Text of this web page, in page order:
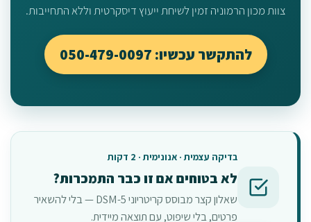
צוות מכון הרמוניה זמין לשיחת ייעוץ דיסקרטית וללא התחייבות.
להתקשר עכשיו: 050-479-0097
בדיקה עצמית · אנונימית · 2 דקות
לא בטוחים אם זו כבר התמכרות?
שאלון קצר מבוסס קריטריוני DSM-5 — בלי להשאיר
פרטים, בלי שיפוט, עם תוצאה מיידית.